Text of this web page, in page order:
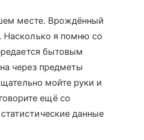
месте. Врождённый
Насколько я помню со
бытовым
через предметы
мойте руки и
ещё со
данные